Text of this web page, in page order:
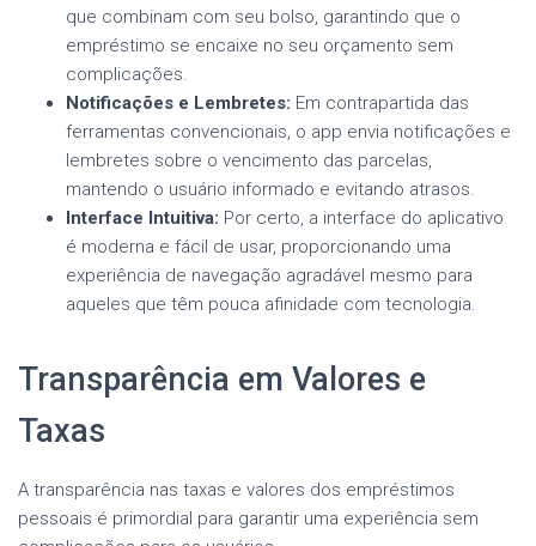
que combinam com seu bolso, garantindo que o
empréstimo se encaixe no seu orçamento sem
complicações.
Notificações e Lembretes: Em contrapartida das
ferramentas convencionais, o app envia notificações e
lembretes sobre o vencimento das parcelas,
mantendo o usuário informado e evitando atrasos.
Interface Intuitiva: Por certo, a interface do aplicativo
é moderna e fácil de usar, proporcionando uma
experiência de navegação agradável mesmo para
aqueles que têm pouca afinidade com tecnologia.
Transparência em Valores e
Taxas
A transparência nas taxas e valores dos empréstimos
pessoais é primordial para garantir uma experiência sem